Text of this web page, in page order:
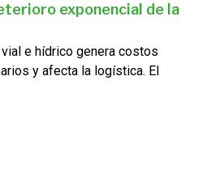
exponencial de la
e hídrico genera costos
y afecta la logística. El